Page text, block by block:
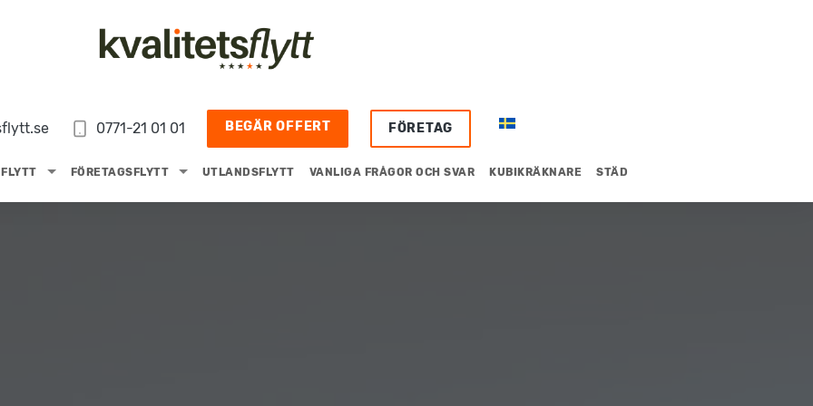
0771-21 01 01 BEGÄR OFFERT FÖRETAG
FLYTT FÖRETAGSFLYTT UTLANDSFLYTT VANLIGA FRÅGOR OCH SVAR KUBIKRÄKNARE STÄD